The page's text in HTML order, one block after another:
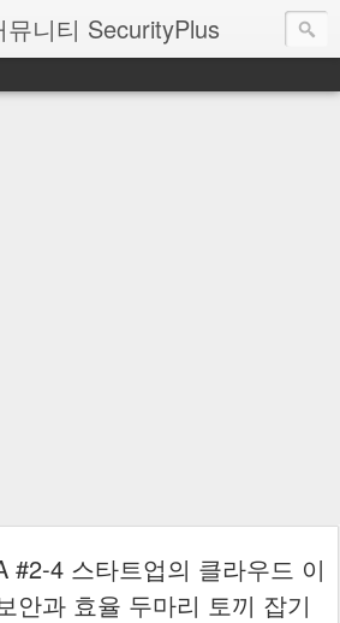
니티 SecurityPlus
#2-4 스타트업의 클라우드 이
안과 효율 두마리 토끼 잡기